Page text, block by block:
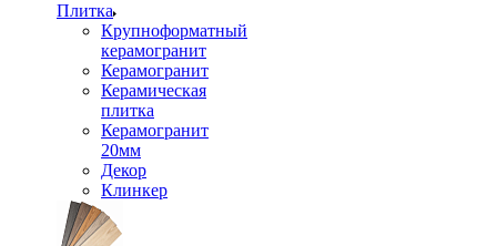
Плитка
Крупноформатный
керамогранит
Керамогранит
Керамическая
плитка
Керамогранит
20мм
Декор
Клинкер